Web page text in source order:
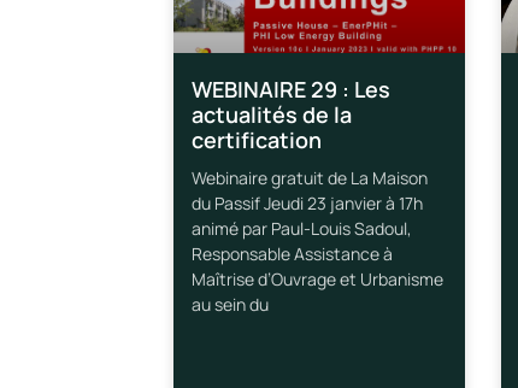
WEBINAIRE 29 : Les
actualités de la
certification
Webinaire gratuit de La Maison
du Passif Jeudi 23 janvier à 17h
animé par Paul-Louis Sadoul,
Responsable Assistance à
Maîtrise d’Ouvrage et Urbanisme
au sein du